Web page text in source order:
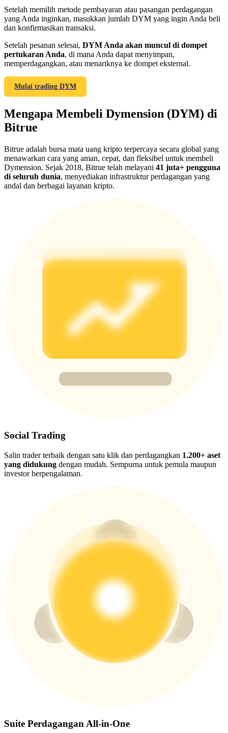
Referensi
BTC Welcome Rewards
BTC Welcome Rewards
Share 500000 CASHCAT prize pool
Exclusive for BitMart Users
Register & Trade to Win 500,000 USDT
Precious Metals Trading Carnival
Trade Gold & Silver · 33,333 USDT Bonus
USDT Flexible Staking | Daily Rewards
Lebih Banyak Acara
Menangkan Hadiah dan Hadiah Eksklusif
Pusat Hadiah
Setelah memilih metode pembayaran atau pasangan perdagangan
yang Anda inginkan, masukkan jumlah DYM yang ingin Anda beli
dan konfirmasikan transaksi.
Setelah pesanan selesai, DYM Anda akan muncul di dompet
pertukaran Anda, di mana Anda dapat menyimpan,
memperdagangkan, atau menariknya ke dompet eksternal.
Mulai trading DYM
Mengapa Membeli Dymension (DYM) di
Bitrue
Bitrue adalah bursa mata uang kripto terpercaya secara global yang
menawarkan cara yang aman, cepat, dan fleksibel untuk membeli
Dymension. Sejak 2018, Bitrue telah melayani 41 juta+ pengguna
di seluruh dunia, menyediakan infrastruktur perdagangan yang
andal dan berbagai layanan kripto.
Social Trading
Salin trader terbaik dengan satu klik dan perdagangkan 1.200+ aset
yang didukung dengan mudah. Sempurna untuk pemula maupun
investor berpengalaman.
Suite Perdagangan All-in-One